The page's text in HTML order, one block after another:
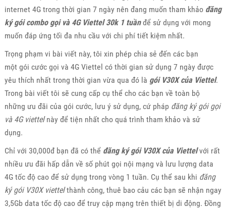
internet 4G trong thời gian 7 ngày nên đang muốn tham khảo đăng
ký gói combo gọi và 4G Viettel 30k 1 tuầnđể sử dụng với mong
muốn đáp ứng tối đa nhu cầu với chi phí tiết kiệm nhất.
Trọng phạm vi bài viết này, tôi xin phép chia sẻ đến các bạn
một gói cước gọi và 4G Viettel có thời gian sử dụng 7 ngày được
yêu thích nhất trong thời gian vừa qua đó là gói V30X của Viettel.
Trong bài viết tôi sẽ cung cấp cụ thể cho các bạn về toàn bộ
những ưu đãi của gói cước, lưu ý sử dụng, cứ pháp đăng ký gói gọi
và 4G viettelnày để tiện nhất cho quá trình tham khảo và sử
dụng.
Chỉ với 30,000đ bạn đã có thể đăng ký gói V30X của Viettelvới rất
nhiều ưu đãi hấp dẫn về số phút gọi nội mạng và lưu lượng data
4G tốc độ cao để sử dụng trong vòng 1 tuần. Cụ thể sau khi đăng
ký gói V30X viettelthành công, thuê bao cảu các bạn sẽ nhận ngay
3,5Gb data tốc độ cao để truy cập mạng trên thiết bị di động. Đồng